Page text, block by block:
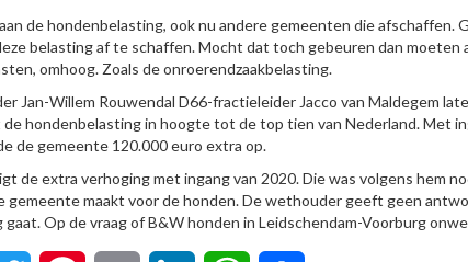
de hondenbelasting, ook nu andere gemeenten die afschaffen.
belasting af te schaffen. Mocht dat toch gebeuren dan moeten
omhoog. Zoals de onroerendzaakbelasting.
Jan-Willem Rouwendal D66-fractieleider Jacco van Maldegem
hondenbelasting in hoogte tot de top tien van Nederland. Met
de gemeente 120.000 euro extra op.
de extra verhoging met ingang van 2020. Die was volgens hem
gemeente maakt voor de honden. De wethouder geeft geen
Op de vraag of B&W honden in Leidschendam-Voorburg